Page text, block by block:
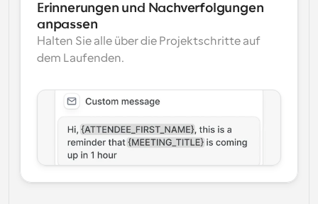
Erinnerungen und Nachverfolgungen
anpassen
Halten Sie alle über die Projektschritte auf
dem Laufenden.